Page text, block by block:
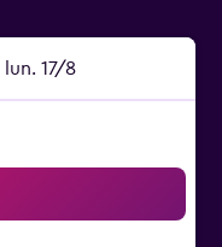
lun. 17/8